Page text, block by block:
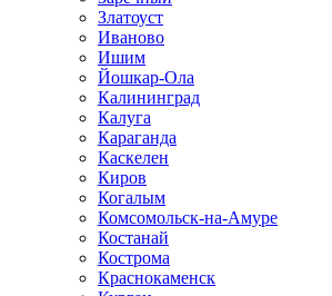
Златоуст
Иваново
Ишим
Йошкар-Ола
Калининград
Калуга
Караганда
Каскелен
Киров
Когалым
Комсомольск-на-Амуре
Костанай
Кострома
Краснокаменск